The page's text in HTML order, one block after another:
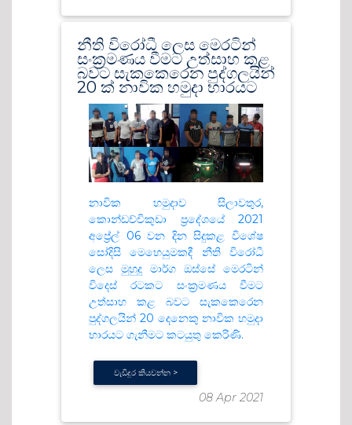
නීති විරෝධී ලෙස මෙරටින්
සංක්‍රමණය වීමට උත්සාහ කළ
බවට සැකකෙරෙන පුද්ගලයින්
20 ක් නාවික හමුදා භාරයට
නාවික හමුදාව සිලාවතුර,
කොන්ඩච්චිකුඩා ප්‍රදේශයේ 2021
අප්‍රේල් 06 වන දින සිදුකළ විශේෂ
සෝදිසි මෙහෙයුමකදී නීති විරෝධී
ලෙස මුහුදු මාර්ග ඔස්සේ මෙරටින්
විදෙස් රටකට සංක්‍රමණය වීමට
උත්සාහ කළ බවට සැකකෙරෙන
පුද්ගලයින් 20 දෙනෙකු නාවික හමුදා
භාරයට ගැනීමට කටයුතු කෙරිණි.
වැඩිදුර කියවන්න >
08 Apr 2021